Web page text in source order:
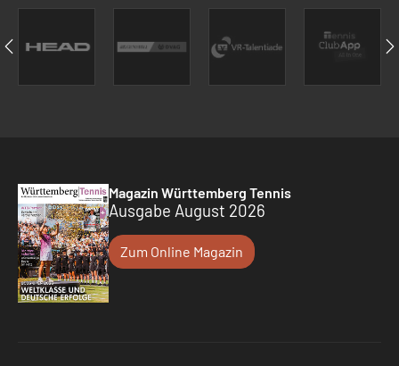
Magazin Württemberg Tennis
Ausgabe August 2026
Zum Online Magazin